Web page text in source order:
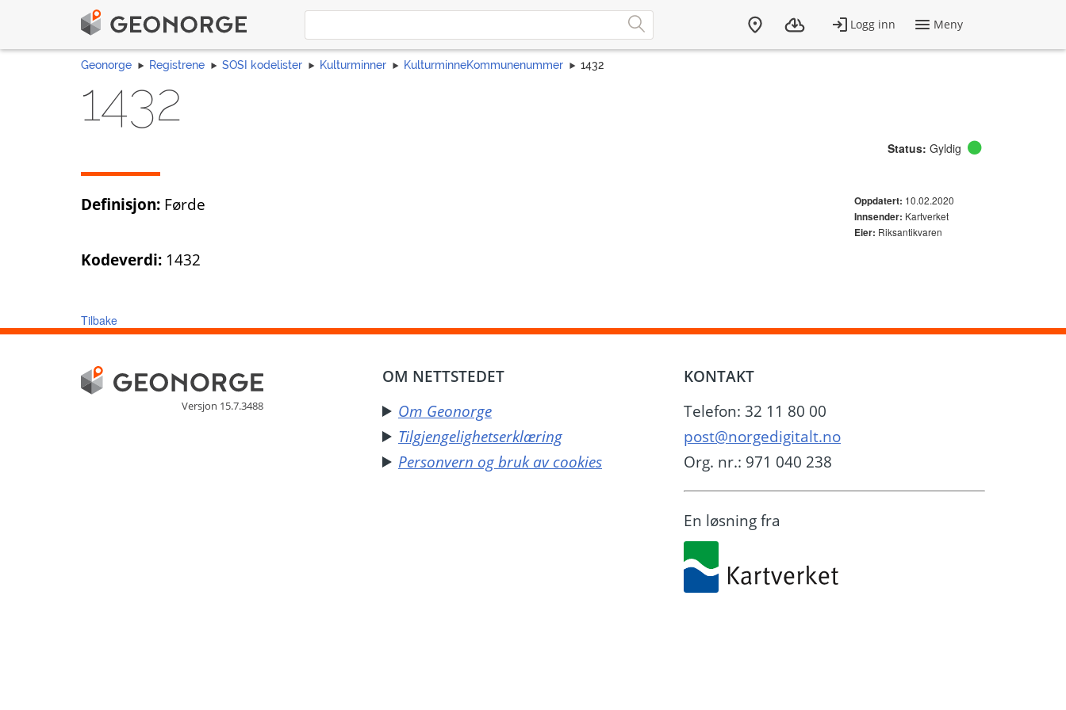
Geonorge Registrene SOSI kodelister Kulturminner KulturminneKommunenummer 1432
1432
Status: Gyldig
Definisjon: Førde Oppdatert: 10.02.2020
Innsender: Kartverket
Eier: Riksantikvaren
Kodeverdi: 1432
Tilbake